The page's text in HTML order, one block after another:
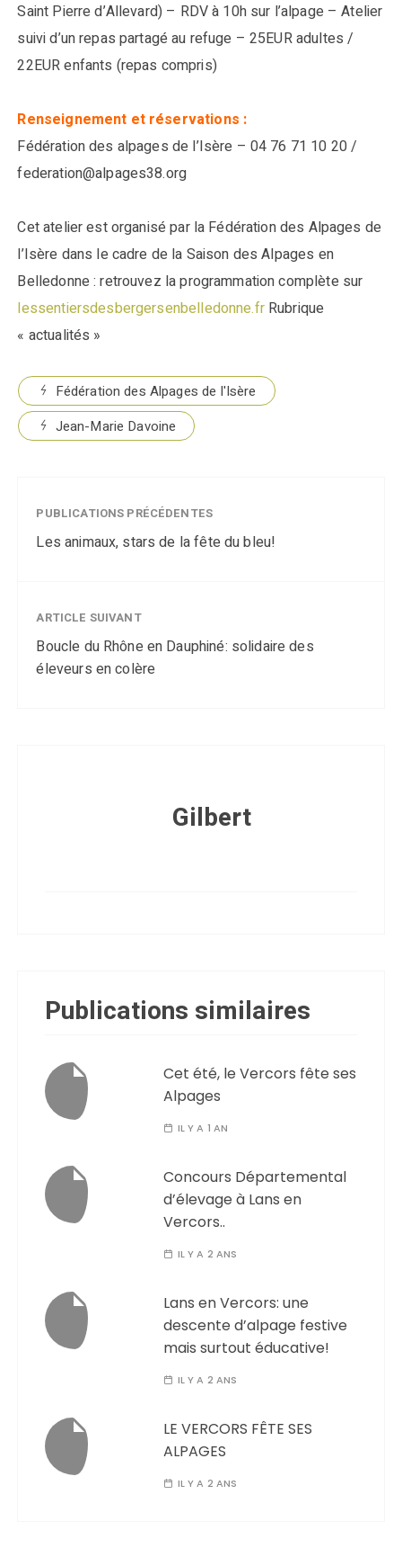
Saint Pierre d’Allevard) – RDV à 10h sur l’alpage – Atelier
suivi d’un repas partagé au refuge – 25EUR adultes /
22EUR enfants (repas compris)
Renseignement et réservations :
Fédération des alpages de l’Isère – 04 76 71 10 20 /
federation@alpages38.org
Cet atelier est organisé par la Fédération des Alpages de
l’Isère dans le cadre de la Saison des Alpages en
Belledonne : retrouvez la programmation complète sur
lessentiersdesbergersenbelledonne.frRubrique
« actualités »
Fédération des Alpages de l'Isère
Jean-Marie Davoine
PUBLICATIONS PRÉCÉDENTES
Les animaux, stars de la fête du bleu!
ARTICLE SUIVANT
Boucle du Rhône en Dauphiné: solidaire des
éleveurs en colère
Gilbert
Publications similaires
Cet été, le Vercors fête ses
Alpages
IL Y A 1 AN
Concours Départemental
d’élevage à Lans en
Vercors..
IL Y A 2 ANS
Lans en Vercors: une
descente d’alpage festive
mais surtout éducative!
IL Y A 2 ANS
LE VERCORS FÊTE SES
ALPAGES
IL Y A 2 ANS